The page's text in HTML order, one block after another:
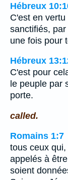
Hébreux
C'est en
sanctifiés,
une fois pour
Hébreux
C'est pour
le peuple par
porte.
called.
Romains 1:7
tous ceux
appelés à
soient